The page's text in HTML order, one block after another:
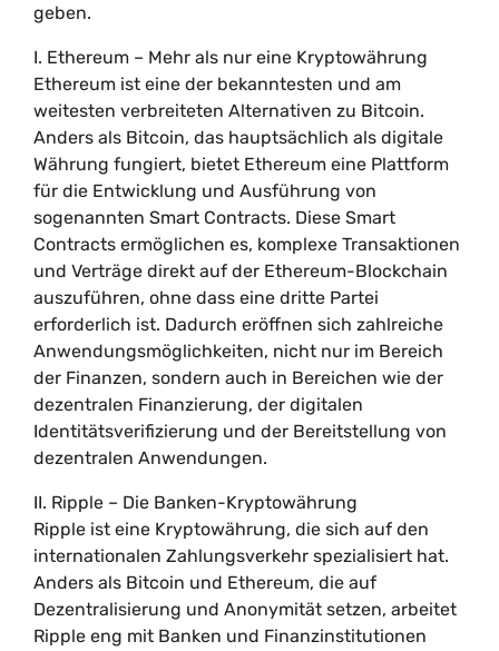
geben.
I. Ethereum – Mehr als nur eine Kryptowährung
Ethereum ist eine der bekanntesten und am
weitesten verbreiteten Alternativen zu Bitcoin.
Anders als Bitcoin, das hauptsächlich als digitale
Währung fungiert, bietet Ethereum eine Plattform
für die Entwicklung und Ausführung von
sogenannten Smart Contracts. Diese Smart
Contracts ermöglichen es, komplexe Transaktionen
und Verträge direkt auf der Ethereum-Blockchain
auszuführen, ohne dass eine dritte Partei
erforderlich ist. Dadurch eröffnen sich zahlreiche
Anwendungsmöglichkeiten, nicht nur im Bereich
der Finanzen, sondern auch in Bereichen wie der
dezentralen Finanzierung, der digitalen
Identitätsverifizierung und der Bereitstellung von
dezentralen Anwendungen.
II. Ripple – Die Banken-Kryptowährung
Ripple ist eine Kryptowährung, die sich auf den
internationalen Zahlungsverkehr spezialisiert hat.
Anders als Bitcoin und Ethereum, die auf
Dezentralisierung und Anonymität setzen, arbeitet
Ripple eng mit Banken und Finanzinstitutionen